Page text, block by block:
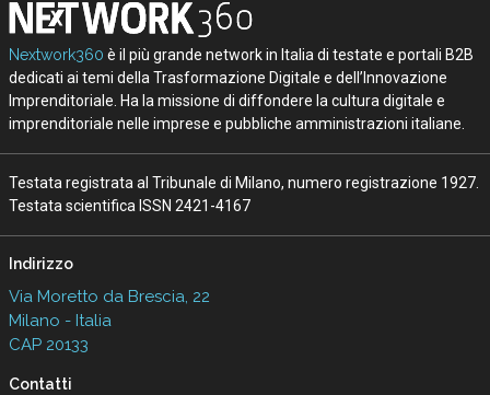
Nextwork360 è il più grande network in Italia di testate e portali B2B
dedicati ai temi della Trasformazione Digitale e dell’Innovazione
Imprenditoriale. Ha la missione di diffondere la cultura digitale e
imprenditoriale nelle imprese e pubbliche amministrazioni italiane.
Testata registrata al Tribunale di Milano, numero registrazione 1927.
Testata scientifica ISSN 2421-4167
Indirizzo
Via Moretto da Brescia, 22
Milano - Italia
CAP 20133
Contatti